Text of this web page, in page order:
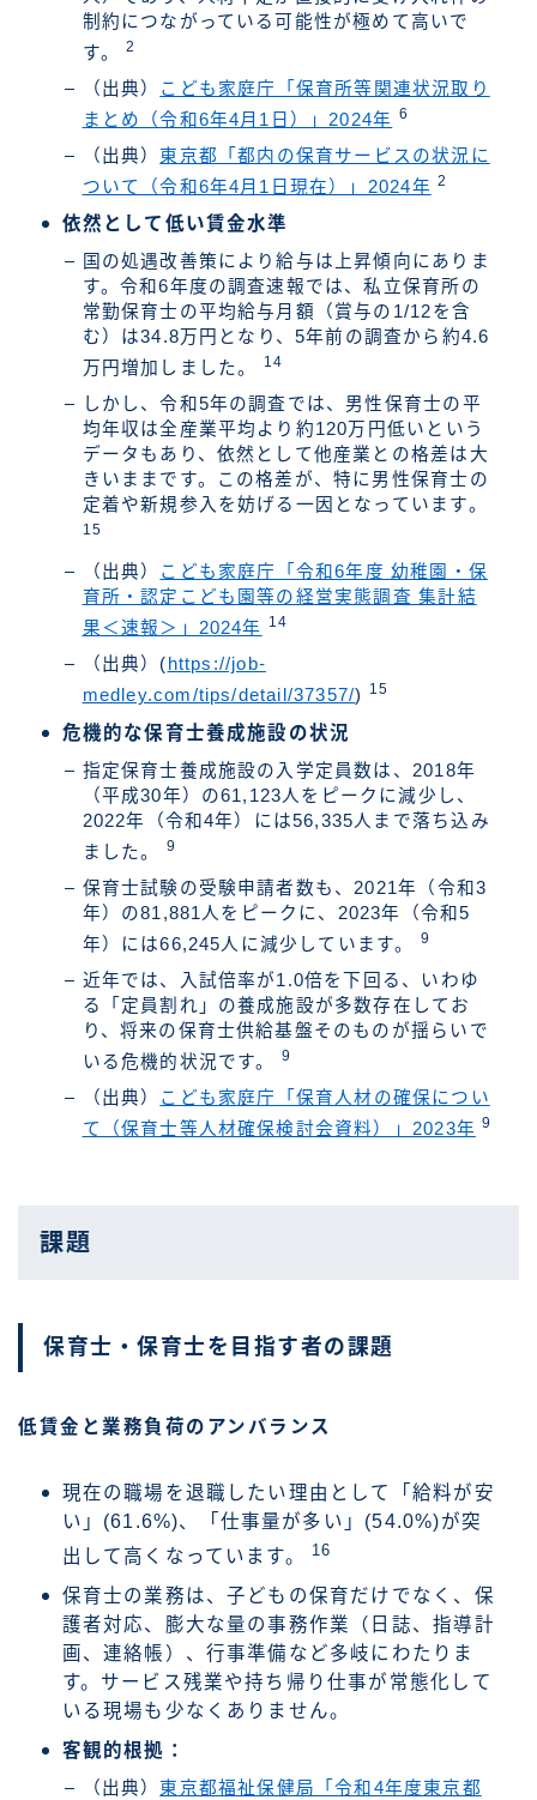
制約につながっている可能性が極めて高いで
す。2
（出典）
こども家庭庁「保育所等関連状況取り
まとめ（令和6年4月1日）」2024年 6
（出典） 東京都「都内の保育サービスの状況に
ついて（令和6年4月1日現在）」2024年 2
依然として低い賃金水準
国の処遇改善策により給与は上昇傾向にありま
す。令和6年度の調査速報では、私立保育所の
常勤保育士の平均給与月額（賞与の1/12を含
む）は34.8万円となり、5年前の調査から約4.6
万円増加しました。
14
しかし、令和5年の調査では、男性保育士の平
均年収は全産業平均より約120万円低いという
データもあり、依然として他産業との格差は大
きいままです。この格差が、特に男性保育士の
定着や新規参入を妨げる一因となっています。
15
（出典）
こども家庭庁「令和6年度 幼稚園・保
育所・認定こども園等の経営実態調査 集計結
果＜速報＞」2024年
14
（出典）( https://job-
medley.com/tips/detail/37357/) 15
危機的な保育士養成施設の状況
指定保育士養成施設の入学定員数は、2018年
（平成30年）の61,123人をピークに減少し、
2022年（令和4年）には56,335人まで落ち込み
ました。
9
保育士試験の受験申請者数も、2021年（令和3
年）の81,881人をピークに、2023年（令和5
年）には66,245人に減少しています。 9
近年では、入試倍率が1.0倍を下回る、いわゆ
る「定員割れ」の養成施設が多数存在してお
り、将来の保育士供給基盤そのものが揺らいで
いる危機的状況です。 9
（出典）
こども家庭庁「保育人材の確保につい
て（保育士等人材確保検討会資料）」2023年 9
課題
保育士・保育士を目指す者の課題
低賃金と業務負荷のアンバランス
現在の職場を退職したい理由として「給料が安
い」(61.6%)、「仕事量が多い」(54.0%)が突
出して高くなっています。
16
保育士の業務は、子どもの保育だけでなく、保
護者対応、膨大な量の事務作業（日誌、指導計
画、連絡帳）、行事準備など多岐にわたりま
す。サービス残業や持ち帰り仕事が常態化して
いる現場も少なくありません。
客観的根拠：
（出典） 東京都福祉保健局「令和4年度東京都